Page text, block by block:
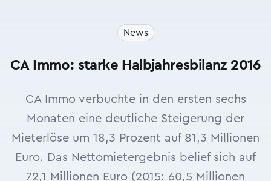
News
CA Immo: starke Halbjahresbilanz 2016
CA Immo verbuchte in den ersten sechs
Monaten eine deutliche Steigerung der
Mieterlöse um 18,3 Prozent auf 81,3 Millionen
Euro. Das Nettomietergebnis belief sich auf
72,1 Millionen Euro (2015: 60,5 Millionen